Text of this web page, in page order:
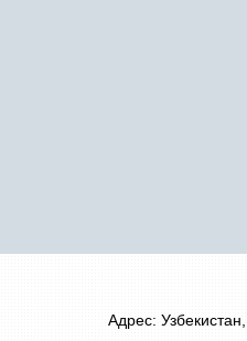
Адрес: